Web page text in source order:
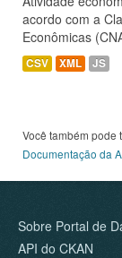
acordo com a
Econômicas
CSV XML JS
Você também pode
Documentação da
Sobre Portal de
API do CKAN